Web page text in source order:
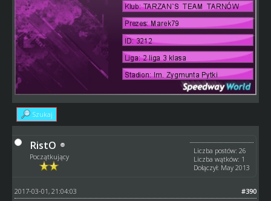
Szukaj
RistO
Początkujący
Liczba postów: 26
Liczba wątków: 1
Dołączył: May 2013
#390
2017-03-01, 21:04:03